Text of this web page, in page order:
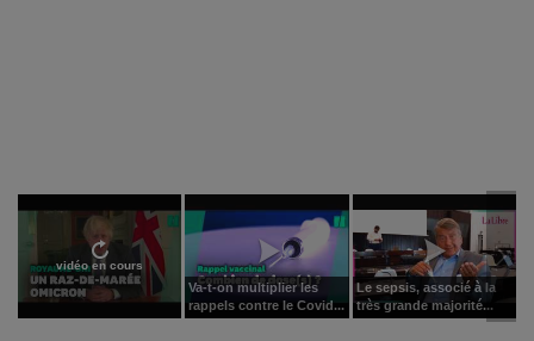
vidéo en cours
Va-t-on multiplier les
rappels contre le Covid...
Le sepsis, associé à la
très grande majorité...